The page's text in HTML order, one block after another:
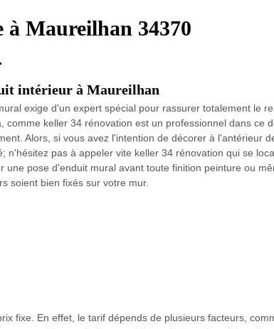
Maureilhan 34370
intérieur à Maureilhan
exige d'un expert spécial pour rassurer totalement le
comme keller 34 rénovation est un professionnel dans ce
Alors, si vous avez l'intention de décorer à l'antérieur
n'hésitez pas à appeler vite keller 34 rénovation qui se
une pose d'enduit mural avant toute finition peinture ou
soient bien fixés sur votre mur.
fixe. En effet, le tarif dépends de plusieurs facteurs,